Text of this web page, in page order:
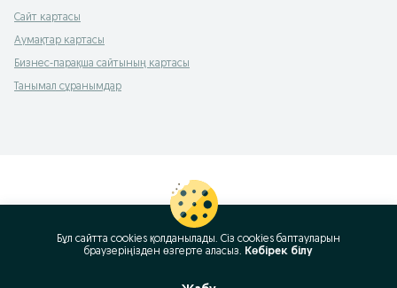
Сайт картасы
Аумақтар картасы
Бизнес-парақша сайтының картасы
Танымал сұранымдар
Бұл сайтта cookies қолданылады. Сіз cookies баптауларын
браузеріңізден өзгерте аласыз. Көбірек білу